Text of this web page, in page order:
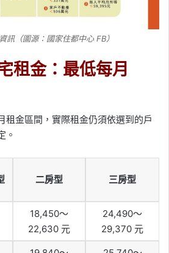
訊（圖源：國家住都中心 FB）
租金：最低每月
租金區間，實際租金仍須依選到的戶
。
二房型 三房型
18,450～
22,630 元
24,490～
29,370 元